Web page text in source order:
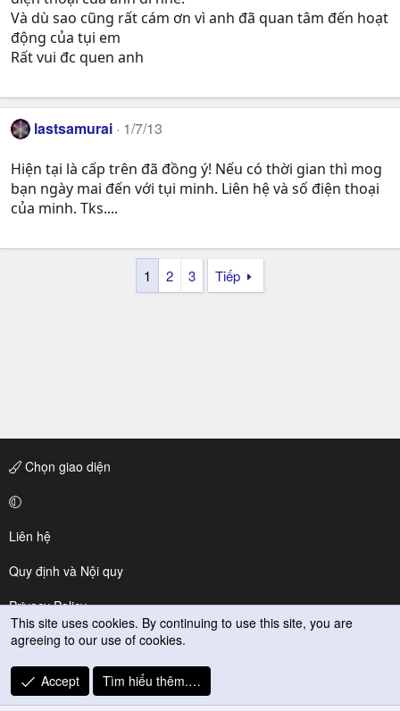
Và dù sao cũng rất cám ơn vì anh đã quan tâm đến hoạt
động của tụi em
Rất vui đc quen anh
lastsamurai 1/7/13
Hiện tại là cấp trên đã đồng ý! Nếu có thời gian thì mog
bạn ngày mai đến với tụi minh. Liên hệ và số điện thoại
của minh. Tks....
1 2 3 Tiếp
Chọn giao diện
Liên hệ
Quy định và Nội quy
Privacy Policy
Trợ giúp
R
S
This site uses cookies. By continuing to use this site, you are
agreeing to our use of cookies.
Accept Tìm hiểu thêm.…